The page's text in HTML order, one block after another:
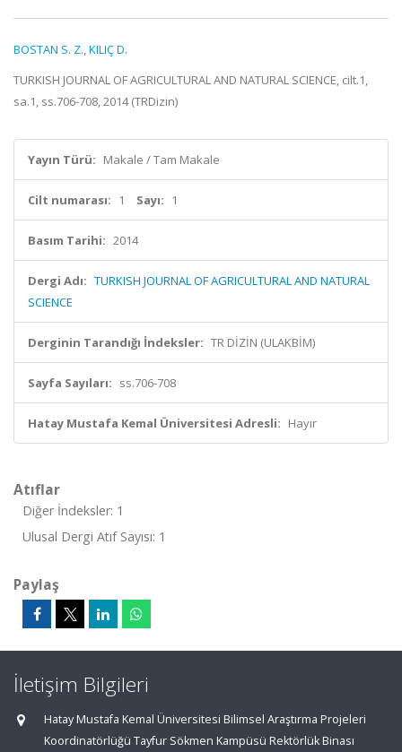
BOSTAN S. Z.,KILIÇ D.
TURKISH JOURNAL OF AGRICULTURAL AND NATURAL SCIENCE, cilt.1,
sa.1, ss.706-708, 2014 (TRDizin)
Yayın Türü: Makale / Tam Makale
Cilt numarası: 1 Sayı: 1
Basım Tarihi: 2014
Dergi Adı: TURKISH JOURNAL OF AGRICULTURAL AND NATURAL
SCIENCE
Derginin Tarandığı İndeksler: TR DİZİN (ULAKBİM)
Sayfa Sayıları: ss.706-708
Hatay Mustafa Kemal Üniversitesi Adresli: Hayır
Atıflar
Diğer İndeksler: 1
Ulusal Dergi Atıf Sayısı: 1
Paylaş
İletişim Bilgileri
Hatay Mustafa Kemal Üniversitesi Bilimsel Araştırma Projeleri
Koordinatörlüğü Tayfur Sökmen Kampüsü Rektörlük Binası